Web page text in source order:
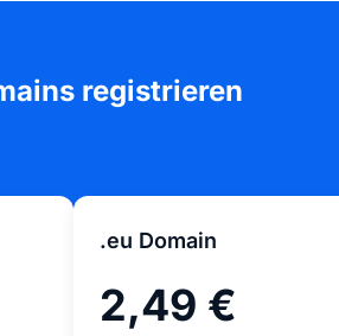
registrieren
.eu Domain
2,49 €